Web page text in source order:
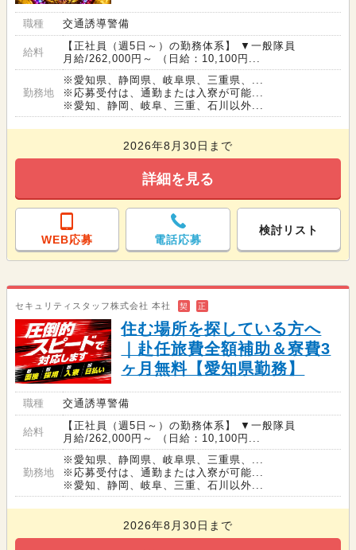
職種 交通誘導警備
給料
【正社員（週5日～）の勤務体系】 ▼一般隊員
月給/262,000円～ （日給：10,100円...
勤務地
※愛知県、静岡県、岐阜県、三重県、...
※応募受付は、通勤または入寮が可能...
※愛知、静岡、岐阜、三重、石川以外...
2026年8月30日まで
詳細を見る
WEB応募 電話応募
検討リスト
セキュリティスタッフ株式会社 本社 契 正
住む場所を探している方へ
｜赴任旅費全額補助＆寮費3
ヶ月無料【愛知県勤務】
職種 交通誘導警備
給料
【正社員（週5日～）の勤務体系】 ▼一般隊員
月給/262,000円～ （日給：10,100円...
勤務地
※愛知県、静岡県、岐阜県、三重県、...
※応募受付は、通勤または入寮が可能...
※愛知、静岡、岐阜、三重、石川以外...
2026年8月30日まで